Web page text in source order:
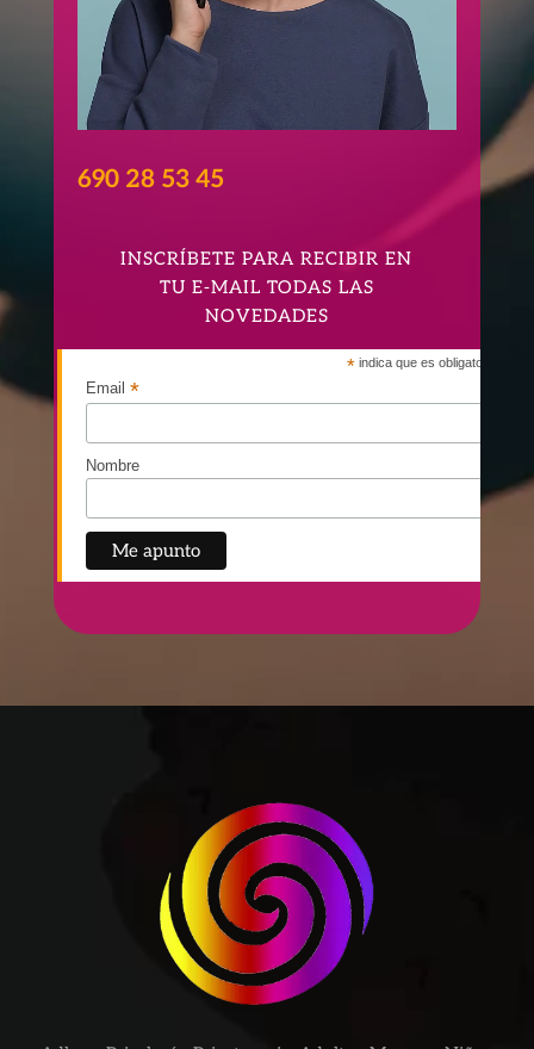
690 28 53 45
INSCRÍBETE PARA RECIBIR EN
TU E-MAIL TODAS LAS
NOVEDADES
* indica que es obligatorio
Email *
Nombre